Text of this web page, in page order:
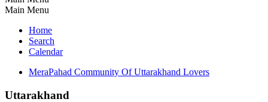
Main Menu
Home
Search
Calendar
MeraPahad Community Of Uttarakhand Lovers
Uttarakhand